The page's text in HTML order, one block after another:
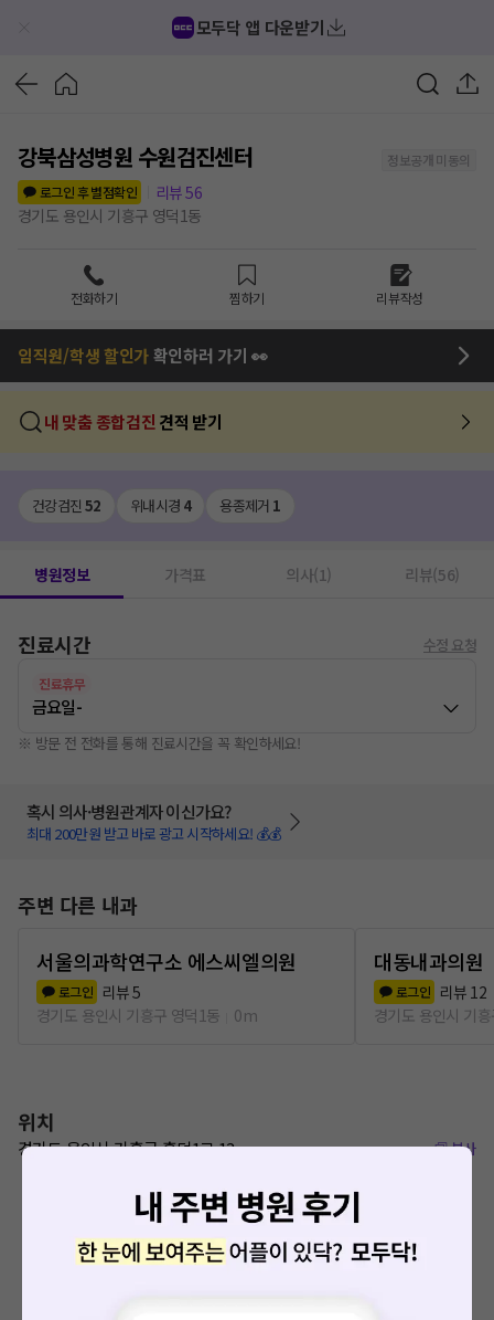
모두닥 앱 다운받기
강북삼성병원 수원검진센터
정보공개 미동의
로그인 후 별점확인
리뷰56
경기도 용인시 기흥구 영덕1동
전화하기 찜하기 리뷰작성
임직원/학생 할인가확인하러 가기 👀
내 맞춤 종합검진 견적 받기
건강검진 52 위내시경 4 용종제거 1
병원정보 가격표 의사(1) 리뷰(56)
진료시간 수정 요청
진료휴무
금요일-
※ 방문 전 전화를 통해 진료시간을 꼭 확인하세요!
혹시 의사·병원관계자 이신가요?
최대 200만원 받고 바로 광고 시작하세요! 💰💰
주변 다른 내과
서울의과학연구소 에스씨엘의원
로그인 리뷰5
경기도 용인시 기흥구 영덕1동
0m
대동내과의원
로그인 리뷰 12
경기도 용인시 기
위치
경기도 용인시 기흥구 흥덕1로 13 복사